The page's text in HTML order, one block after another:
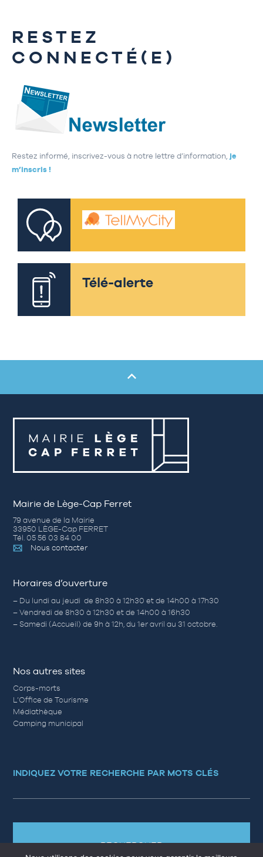
RESTEZ
CONNECTÉ(E)
Restez informé, inscrivez-vous à notre lettre d’information, je
m’inscris !
Télé-alerte
Mairie de Lège-Cap Ferret
79 avenue de la Mairie
33950 LÈGE-Cap FERRET
Tél. 05 56 03 84 00
Nous contacter
Horaires d’ouverture
– Du lundi au jeudi de 8h30 à 12h30 et de 14h00 à 17h30
– Vendredi de 8h30 à 12h30 et de 14h00 à 16h30
– Samedi (Accueil) de 9h à 12h, du 1er avril au 31 octobre.
Nos autres sites
Corps-morts
L’Office de Tourisme
Médiathèque
Camping municipal
INDIQUEZ VOTRE RECHERCHE PAR MOTS CLÉS
RECHERCHER